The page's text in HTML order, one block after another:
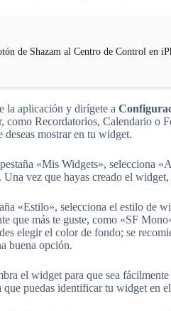
de Shazam al Centro de Control en
la aplicación y dirígete a
como Recordatorios, Calendario o
mostrar en tu widget.
«Mis Widgets», selecciona
vez que hayas creado el
«Estilo», selecciona el estilo de
que más te guste, como «SF
elegir el color de fondo; se
buena opción.
el widget para que sea
que puedas identificar tu widget en